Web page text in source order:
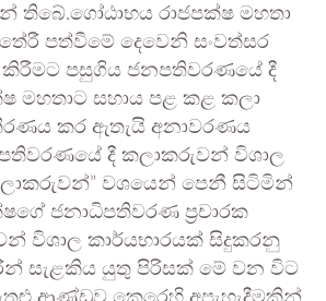
තිබේ.ගෝඨාභය රාජපක්ෂ මහතා
පත්වීමේ දෙවෙනි සංවත්සර
පසුගිය ජනපතිවරණයේ දී
මහතාට සහාය පළ කළ කලා
කර ඇතැයි අනාවරණය
දී කලාකරුවන් විශාල
වශයෙන් පෙනී සිටිමින්
ජනාධිපතිවරණ ප්‍රචාරක
විශාල කාර්යභාරයක් සිදුකරනු
සැළකිය යුතු පිරිසක් මේ වන විට